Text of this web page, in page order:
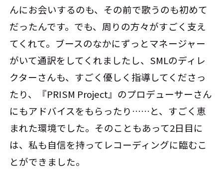
んにお会いするのも、その前で歌うのも初めて
だったんです。でも、周りの方々がすごく支え
てくれて。ブースのなかにずっとマネージャー
がいて通訳をしてくれましたし、SMLのディレ
クターさんも、すごく優しく指導してくださっ
たり、『PRISM Project』のプロデューサーさん
にもアドバイスをもらったり……と、すごく恵
まれた環境でした。そのこともあって2日目に
は、私も自信を持ってレコーディングに臨むこ
とができました。